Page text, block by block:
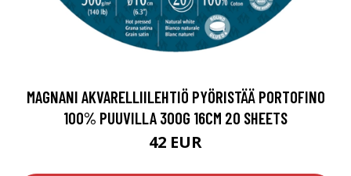
MAGNANI AKVARELLIILEHTIÖ PYÖRISTÄÄ PORTOFINO
100% PUUVILLA 300G 16CM 20 SHEETS
42 EUR